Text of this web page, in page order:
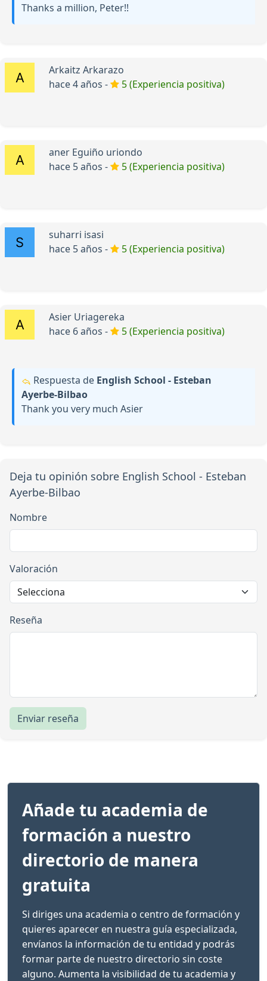
Thanks a million, Peter!!
Arkaitz Arkarazo
hace 4 años -
5 (Experiencia positiva)
aner Eguiño uriondo
hace 5 años -
5 (Experiencia positiva)
suharri isasi
hace 5 años -
5 (Experiencia positiva)
Asier Uriagereka
hace 6 años -
5 (Experiencia positiva)
Respuesta de English School - Esteban
Ayerbe-Bilbao
Thank you very much Asier
Deja tu opinión sobre English School - Esteban
Ayerbe-Bilbao
Nombre
Valoración
Reseña
Enviar reseña
Añade tu academia de
formación a nuestro
directorio de manera
gratuita
Si diriges una academia o centro de formación y
quieres aparecer en nuestra guía especializada,
envíanos la información de tu entidad y podrás
formar parte de nuestro directorio sin coste
alguno. Aumenta la visibilidad de tu academia y